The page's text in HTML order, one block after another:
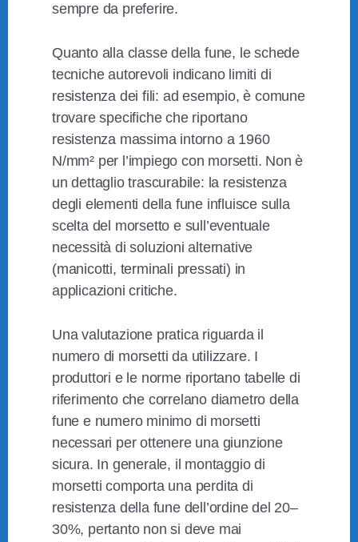
sempre da preferire.
Quanto alla classe della fune, le schede
tecniche autorevoli indicano limiti di
resistenza dei fili: ad esempio, è comune
trovare specifiche che riportano
resistenza massima intorno a 1960
N/mm² per l’impiego con morsetti. Non è
un dettaglio trascurabile: la resistenza
degli elementi della fune influisce sulla
scelta del morsetto e sull’eventuale
necessità di soluzioni alternative
(manicotti, terminali pressati) in
applicazioni critiche.
Una valutazione pratica riguarda il
numero di morsetti da utilizzare. I
produttori e le norme riportano tabelle di
riferimento che correlano diametro della
fune e numero minimo di morsetti
necessari per ottenere una giunzione
sicura. In generale, il montaggio di
morsetti comporta una perdita di
resistenza della fune dell’ordine del 20–
30%, pertanto non si deve mai